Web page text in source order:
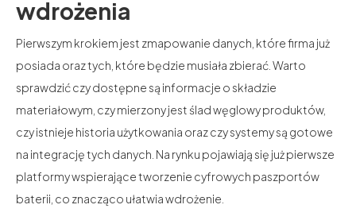
wdrożenia
Pierwszym krokiem jest zmapowanie danych, które firma już
posiada oraz tych, które będzie musiała zbierać. Warto
sprawdzić czy dostępne są informacje o składzie
materiałowym, czy mierzony jest ślad węglowy produktów,
czy istnieje historia użytkowania oraz czy systemy są gotowe
na integrację tych danych. Na rynku pojawiają się już pierwsze
platformy wspierające tworzenie cyfrowych paszportów
baterii, co znacząco ułatwia wdrożenie.